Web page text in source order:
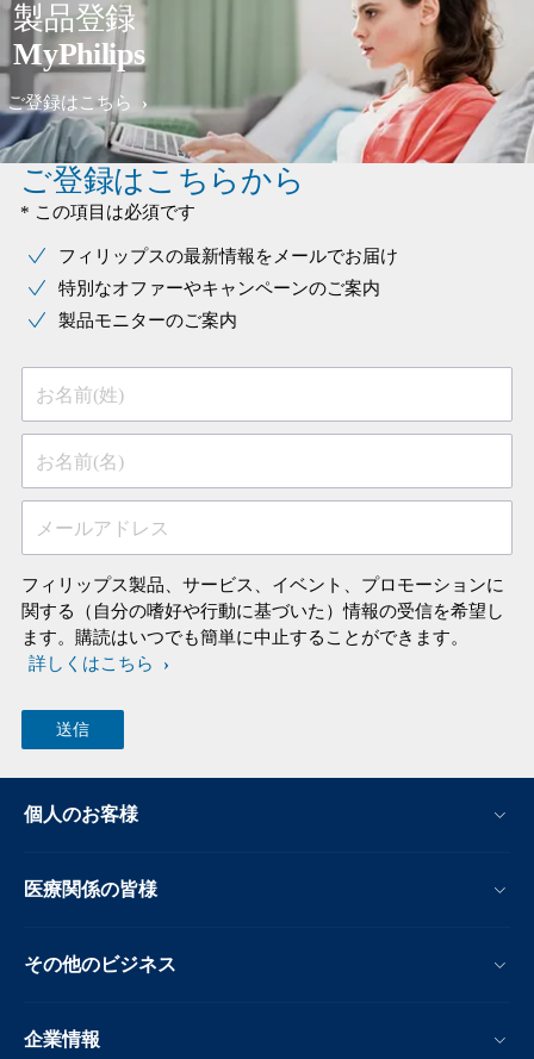
製品登録
MyPhilips
ご登録はこちら
ご登録はこちらから
* この項目は必須です
フィリップスの最新情報をメールでお届け
特別なオファーやキャンペーンのご案内
製品モニターのご案内
お名前(姓)
お名前(名)
メールアドレス
フィリップス製品、サービス、イベント、プロモーションに
関する（自分の嗜好や行動に基づいた）情報の受信を希望し
ます。購読はいつでも簡単に中止することができます。
詳しくはこちら
個人のお客様
医療関係の皆様
その他のビジネス
企業情報